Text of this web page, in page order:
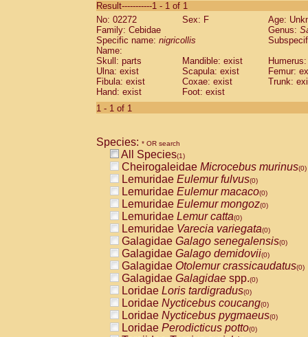
CebidaeSaguinus labiatus(0)
Cebidae Saguinus leucopus (0)
Cebidae
CebidaeSaguinus mystax
Cebidae Saguinus nigricollis (1)
Cebidae Saguinus oedipus
Cebidae Saguinus weddelli
Cebidae Saguinusspp.
Cebidae
CebidaeCebus capucinus
CebidaeCebus nigrivittatus
CebidaeCebus spp.(0)
CebidaeSaimiri boliviensis(0)
CebidaeSaimiri sciureus(0)
AtelidaeAlouatta caraya(0)
AtelidaeAlouatta fusca(0)
AtelidaeAlouatta seniculus(0)
AtelidaeAlouattaspp.(0)
AtelidaeAteles belzebuth(0)
AtelidaeAteles geoffroyi(0)
AtelidaeAteles paniscus(0)
AtelidaeAtelesspp.(0)
AtelidaeLagothrix lagothricha(0)
AtelidaeLagothrix lagothricha cana
PitheciidaeCacajao calvus
Result-----------1 - 1 of 1
No: 02272
Sex: F
Age:
Family: Cebidae
Genus:
Specific name: nigricollis
Name:
Skull: parts
Mandible: exist
Ulna: exist
Scapula: exist
Femur:
Fibula: exist
Coxae: exist
Trunk:
Hand: exist
Foot: exist
1 - 1 of 1
Species: * OR search
All Species(1)
Cheirogaleidae Microcebus murinus(0)
Lemuridae Eulemur fulvus(0)
Lemuridae Eulemur macaco(0)
Lemuridae Eulemur mongoz(0)
Lemuridae Lemur catta(0)
Lemuridae Varecia variegata(0)
Galagidae Galago senegalensis(0)
Galagidae Galago demidovii(0)
Galagidae Otolemur crassicaudatus(0)
Galagidae Galagidae spp.(0)
Loridae Loris tardigradus(0)
Loridae Nycticebus coucang(0)
Loridae Nycticebus pygmaeus(0)
Loridae Perodicticus potto(0)